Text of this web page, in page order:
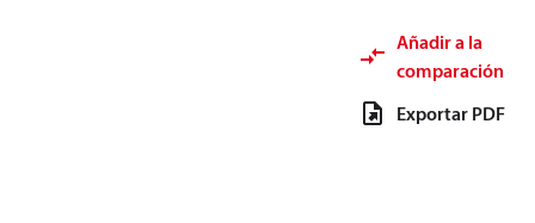
Añadir a la
comparación
Exportar PDF